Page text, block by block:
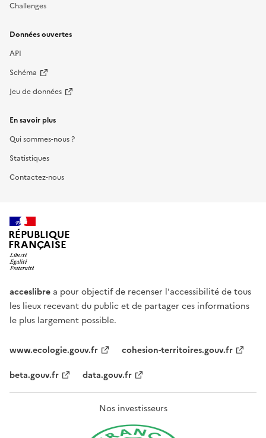
Challenges
Données ouvertes
API
Schéma
Jeu de données
En savoir plus
Qui sommes-nous ?
Statistiques
Contactez-nous
RÉPUBLIQUE
FRANÇAISE
acceslibre a pour objectif de recenser l'accessibilité de tous
les lieux recevant du public et de partager ces informations
le plus largement possible.
www.ecologie.gouv.fr
cohesion-territoires.gouv.fr
beta.gouv.fr
data.gouv.fr
Nos investisseurs